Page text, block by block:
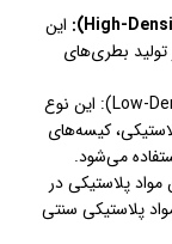
این
تولید بطری‌های
پلی‌اتیلن با چگالی کم (Low-Density Polyethylene - LDPE): این نوع
کیسه‌های
می‌شود.
مواد پلاستیکی در
پلاستیکی سنتی